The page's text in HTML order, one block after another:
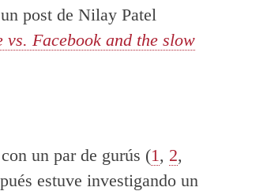
post de Nilay Patel
Facebook and the slow
un par de gurús (1, 2,
estuve investigando un